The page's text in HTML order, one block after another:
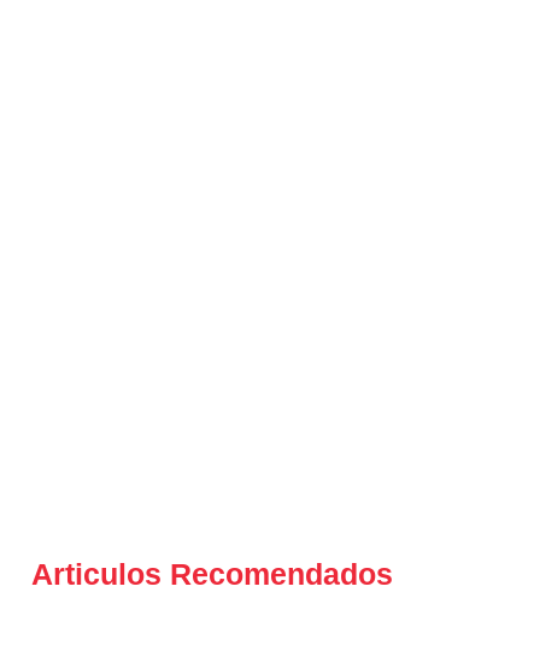
Articulos Recomendados